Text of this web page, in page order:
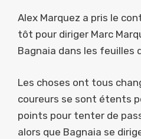
Alex Marquez a pris le
tôt pour diriger Marc
Bagnaia dans les feuilles
Les choses ont tous
coureurs se sont étents
points pour tenter de
alors que Bagnaia se